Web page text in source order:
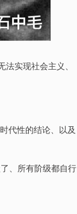
实现社会主义、
代性的结论、以及
、所有阶级都自行